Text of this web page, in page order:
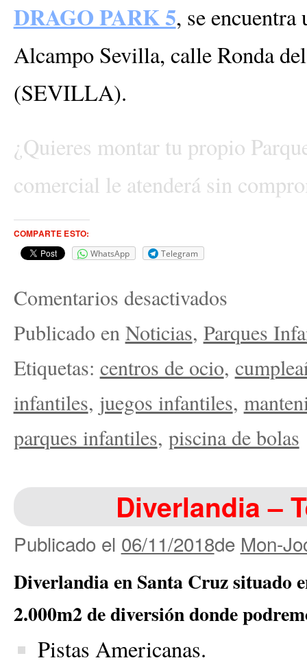
DRAGO PARK 5, se
Alcampo Sevilla, calle Ronda
(SEVILLA).
¿Quieres montar tu propio
comercial le atenderá sin
COMPARTE ESTO:
WhatsApp Telegram
Comentarios desactivados
Publicado en Noticias, Parques
Etiquetas: centros de ocio,
infantiles, juegos infantiles,
parques infantiles, piscina de bolas
Diverlandia –
Publicado el 06/11/2018de Mon-
Diverlandia en Santa Cruz situado
2.000m2 de diversión donde
Pistas Americanas.